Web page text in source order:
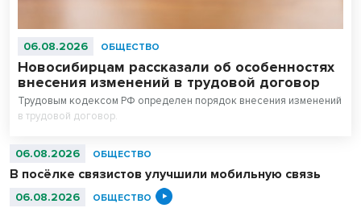
06.08.2026 ОБЩЕСТВО
Новосибирцам рассказали об особенностях
внесения изменений в трудовой договор
Трудовым кодексом РФ определен порядок внесения изменений
в трудовой договор.
06.08.2026 ОБЩЕСТВО
В посёлке связистов улучшили мобильную связь
06.08.2026 ОБЩЕСТВО